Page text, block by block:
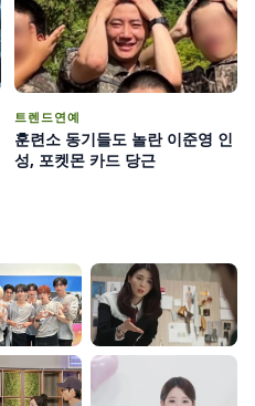
트렌드연예
훈련소 동기들도 놀란 이준영 인
성, 포켓몬 카드 당근